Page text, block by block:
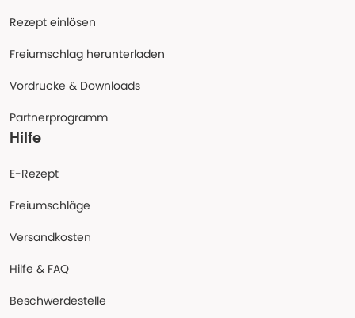
Rezept einlösen
Freiumschlag herunterladen
Vordrucke & Downloads
Partnerprogramm
Hilfe
E-Rezept
Freiumschläge
Versandkosten
Hilfe & FAQ
Beschwerdestelle